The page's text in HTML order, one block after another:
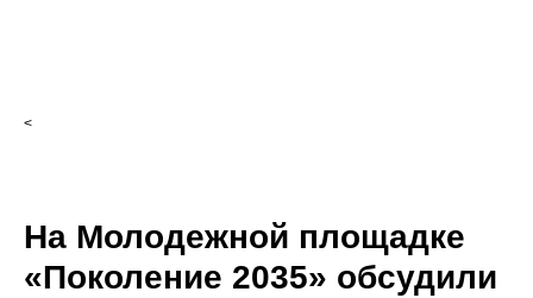
<
На Молодежной площадке
«Поколение 2035» обсудили